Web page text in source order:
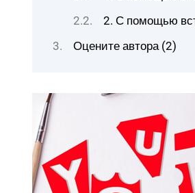
2. С помощью
Оцените автора (2)